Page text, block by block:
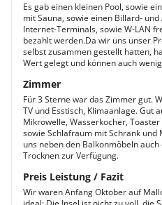
Es gab einen kleinen Pool, sowie
mit Sauna, sowie einen Billard-
Internet-Terminals, sowie W-LAN
bezahlt werden.Da wir uns unser
selbst zusammen gestellt hatten,
Wert gelegt und können auch
Zimmer
Für 3 Sterne war das Zimmer gut.
TV und Esstisch, Klimaanlage. Gut
Mikrowelle, Wasserkocher,
sowie Schlafraum mit Schrank
uns neben den Balkonmöbeln
Trocknen zur Verfügung.
Preis Leistung / Fazit
Wir waren Anfang Oktober auf